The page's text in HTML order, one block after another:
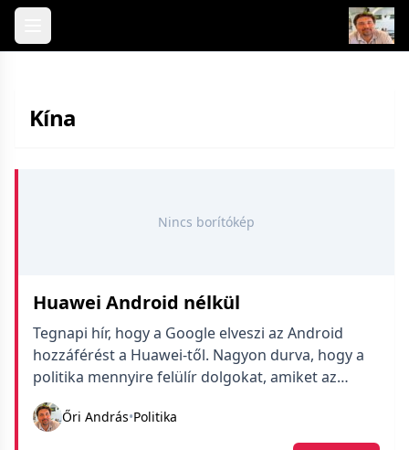
Skip to content
Kína
Nincs borítókép
Huawei Android nélkül
Tegnapi hír, hogy a Google elveszi az Android
hozzáférést a Huawei-től. Nagyon durva, hogy a
politika mennyire felülír dolgokat, amiket az
ember alapvetőnek gondol. Terveztem új Xiaomi
telefont beszerezni a nejemnek, de most
Őri András•Politika